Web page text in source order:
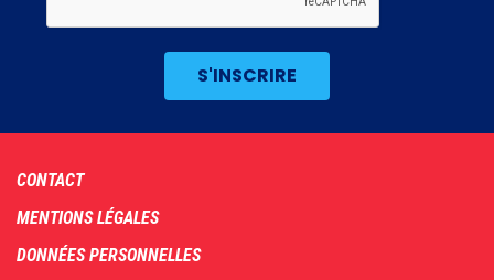
Footer
menu
CONTACT
MENTIONS LÉGALES
DONNÉES PERSONNELLES